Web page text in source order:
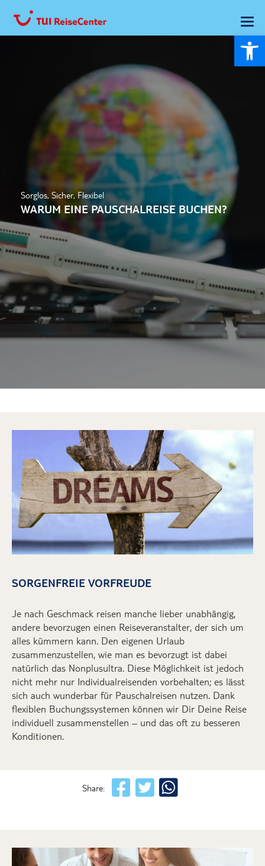
Sorglos, Sicher, Flexibel
WARUM EINE PAUSCHALREISE BUCHEN?
SORGENFREIE VORFREUDE
Je nach Geschmack reisen manche lieber unabhängig,
andere bevorzugen einen Reiseveranstalter, der sich um
alles kümmern kann. Den eigenen Urlaub
zusammenzustellen, wie man es bevorzugt ist dabei
natürlich das Nonplusultra. Diese Möglichkeit ist jedoch
nicht mehr nur Individualreisenden vorbehalten; es lässt
sich auch wunderbar für Pauschalreisen nutzen. Dank
flexiblen Buchungssystemen können wir Dir Deine Reise
individuell zusammenstellen – und das oft zu besseren
Konditionen.
Share: